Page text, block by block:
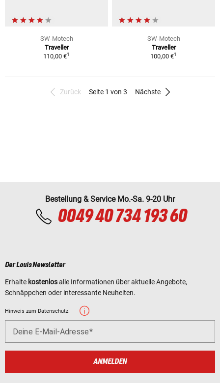
SW-Motech
Traveller
110,00 €1
SW-Motech
Traveller
100,00 €1
Zurück Seite 1 von 3 Nächste
Bestellung & Service Mo.-Sa. 9-20 Uhr
0049 40 734 193 60
Der Louis Newsletter
Erhalte kostenlosalle Informationen über aktuelle Angebote,
Schnäppchen oder interessante Neuheiten.
Hinweis zum Datenschutz
Deine E-Mail-Adresse
ANMELDEN